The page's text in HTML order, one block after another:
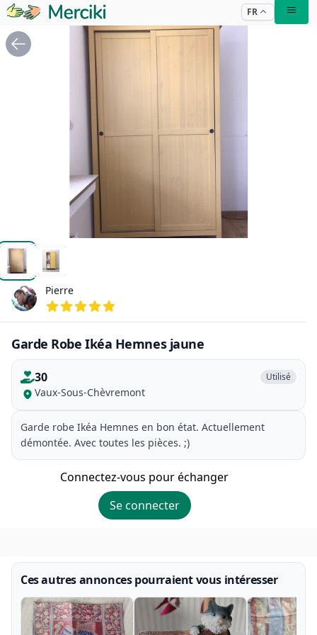
FR
GARDE ROBE IKÉA HEMNES JAUNE
GARDE ROBE IKÉA HEMNES JAUNE
Pierre
Garde Robe Ikéa Hemnes jaune
30 Utilisé
Vaux-Sous-Chèvremont
Garde robe Ikéa Hemnes en bon état. Actuellement
démontée. Avec toutes les pièces. ;)
Connectez-vous pour échanger
Se connecter
Ces autres annonces pourraient vous intéresser